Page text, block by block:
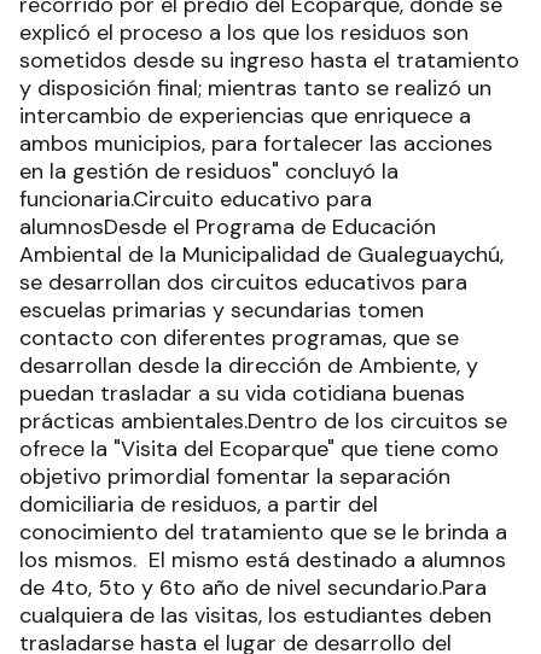
explicó el proceso a los que los residuos son
sometidos desde su ingreso hasta el tratamiento
y disposición final; mientras tanto se realizó un
intercambio de experiencias que enriquece a
ambos municipios, para fortalecer las acciones
en la gestión de residuos" concluyó la
funcionaria.Circuito educativo para
alumnosDesde el Programa de Educación
Ambiental de la Municipalidad de Gualeguaychú,
se desarrollan dos circuitos educativos para
escuelas primarias y secundarias tomen
contacto con diferentes programas, que se
desarrollan desde la dirección de Ambiente, y
puedan trasladar a su vida cotidiana buenas
prácticas ambientales.Dentro de los circuitos se
ofrece la "Visita del Ecoparque" que tiene como
objetivo primordial fomentar la separación
domiciliaria de residuos, a partir del
conocimiento del tratamiento que se le brinda a
los mismos. El mismo está destinado a alumnos
de 4to, 5to y 6to año de nivel secundario.Para
cualquiera de las visitas, los estudiantes deben
trasladarse hasta el lugar de desarrollo del